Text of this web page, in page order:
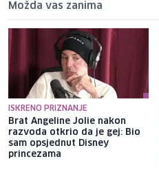
Možda vas zanima
ISKRENO PRIZNANJE
Brat Angeline Jolie nakon
razvoda otkrio da je gej: Bio
sam opsjednut Disney
princezama